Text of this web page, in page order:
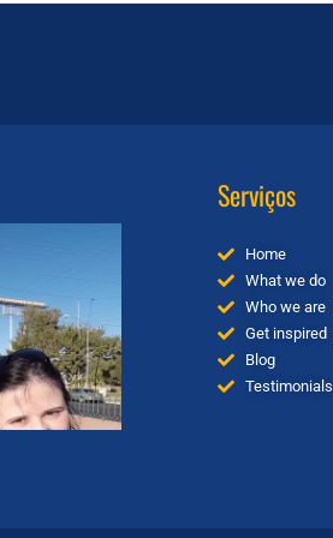
Serviços
Home
What we do
Who we are
Get inspired
Blog
Testimonials